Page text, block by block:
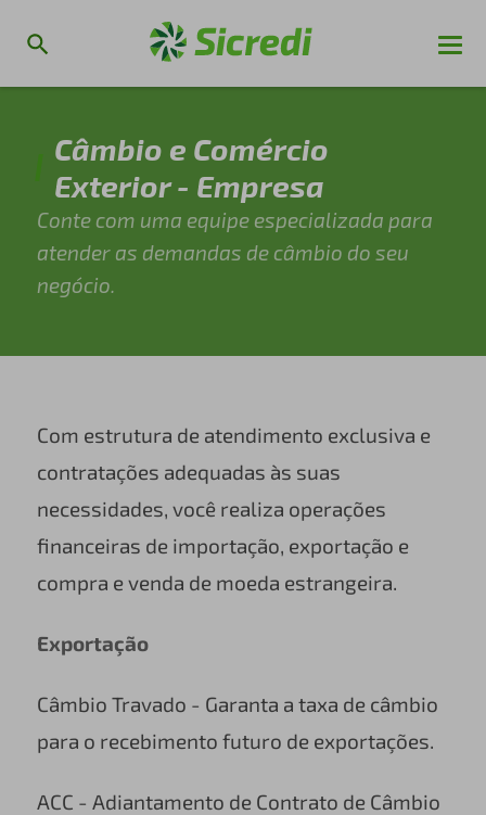
Câmbio e Comércio
Exterior - Empresa
Conte com uma equipe especializada para
atender as demandas de câmbio do seu
negócio.
Com estrutura de atendimento exclusiva e
contratações adequadas às suas
necessidades, você realiza operações
financeiras de importação, exportação e
compra e venda de moeda estrangeira.
Exportação
Câmbio Travado - Garanta a taxa de câmbio
para o recebimento futuro de exportações.
ACC - Adiantamento de Contrato de Câmbio